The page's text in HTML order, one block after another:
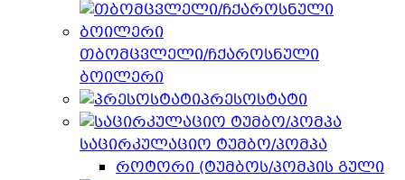
თბომცვლელი/ჩქაროსნული
ბოილერი
პრესოსტატი
საცირკულაციო ტუმბო/პომპა
როტორი (ტუმბოს/პომპის გული